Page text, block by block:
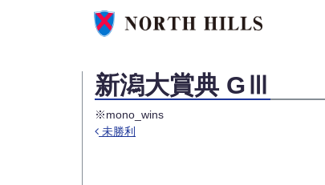
新潟大賞典 GⅢ
※mono_wins
未勝利